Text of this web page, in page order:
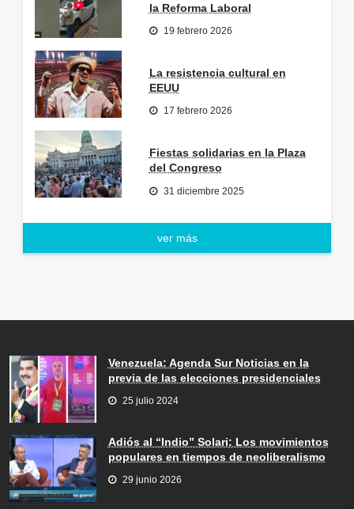
la Reforma Laboral
19 febrero 2026
La resistencia cultural en
EEUU
17 febrero 2026
Fiestas solidarias en la Plaza
del Congreso
31 diciembre 2025
ver más
Venezuela: Agenda Sur Noticias en la
previa de las elecciones presidenciales
25 julio 2024
Adiós al “Indio” Solari: Los movimientos
populares en tiempos de neoliberalismo
29 junio 2026